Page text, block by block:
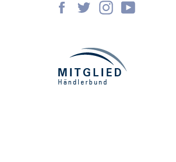
Facebook
TwitterInstagram